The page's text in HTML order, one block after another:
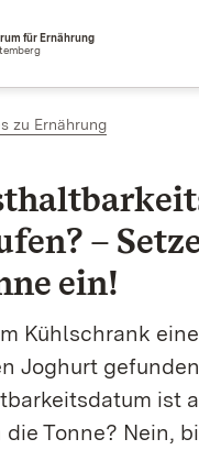
springen
für Ernährung
zu Ernährung
–
ein!
Kühlschrank
Joghurt
ist
die Tonne? Nein,